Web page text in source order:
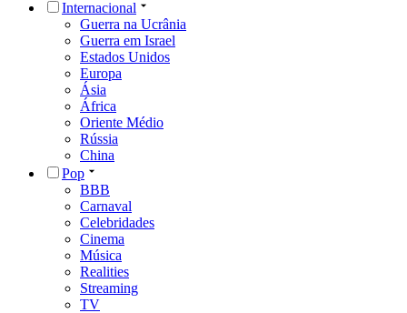
Internacional
Guerra na Ucrânia
Guerra em Israel
Estados Unidos
Europa
Ásia
África
Oriente Médio
Rússia
China
Pop
BBB
Carnaval
Celebridades
Cinema
Música
Realities
Streaming
TV